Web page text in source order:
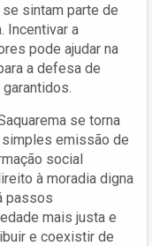
sintam parte de
Incentivar a
pode ajudar na
a defesa de
se torna
simples emissão de
social
à moradia digna
passos
mais justa e
e coexistir de